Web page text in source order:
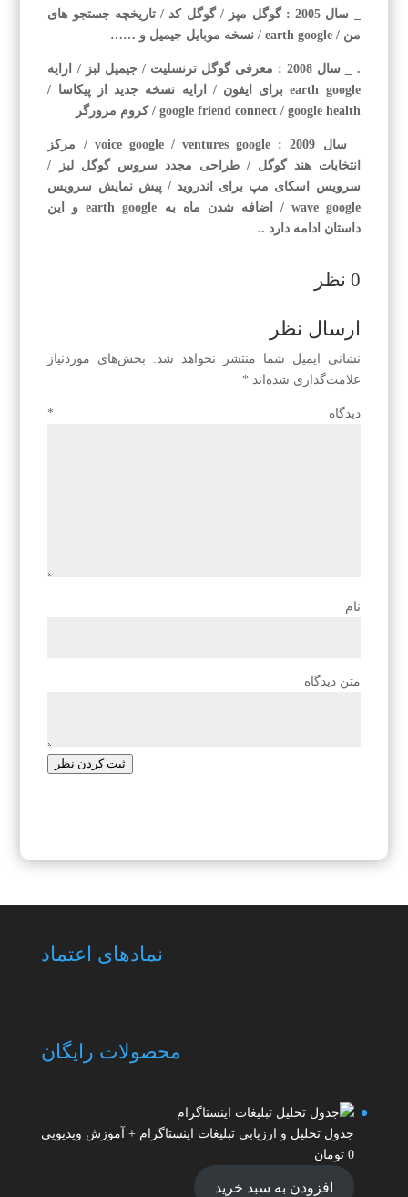
_ سال 2005 : گوگل مپز / گوگل كد / تاریخچه جستجو های
من / earth google / نسخه موبایل جیمیل و ……
. _ سال 2008 : معرفی گوگل ترنسلیت / جیمیل لبز / ارایه
earth google برای ایفون / ارایه نسخه جدید از پیكاسا /
google friend connect / google health / كروم مرورگر
_ سال 2009 : voice google / ventures google / مركز
انتخابات هند گوگل / طراحی مجدد سروس گوگل لبز /
سرویس اسكای مپ برای اندروید / پیش نمایش سرویس
wave google / اضافه شدن ماه به earth google و این
داستان ادامه دارد ..
0 نظر
ارسال نظر
نشانی ایمیل شما منتشر نخواهد شد.
بخش‌های موردنیاز
علامت‌گذاری شده‌اند *
دیدگاه *
نام
متن دیدگاه
ثبت کردن نظر
نمادهای اعتماد
محصولات رایگان
جدول تحلیل و ارزیابی تبلیغات اینستاگرام + آموزش ویدیویی
0 تومان
افزودن به سبد خرید